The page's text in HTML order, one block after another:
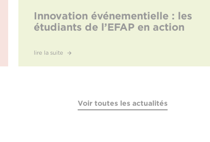
Innovation événementielle : les
étudiants de l’EFAP en action
lire la suite
Voir toutes les actualités